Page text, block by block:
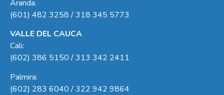
Aranda.
(601) 482 3258 / 318 345 5773
VALLE DEL CAUCA
Cali:
(602) 386 5150 / 313 342 2411
Palmira:
(602) 283 6040 / 322 942 9864